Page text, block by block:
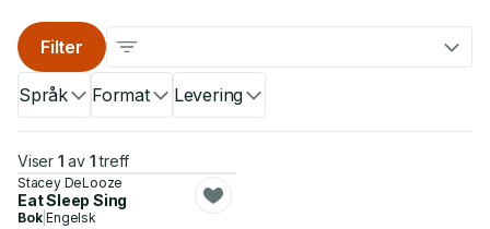
Språk Format Levering
Filter
Viser 1 av 1 treff
Stacey DeLooze
Eat Sleep Sing
Bok|Engelsk